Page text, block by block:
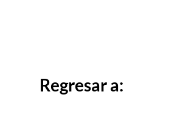
Regresar a: